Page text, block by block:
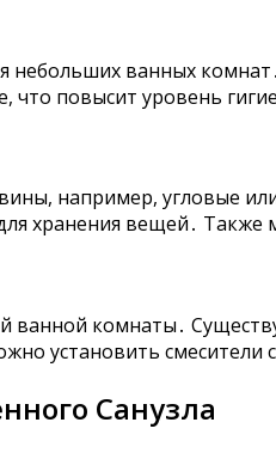
небольших ванных
что повысит уровень
например, угловые
хранения вещей․
ванной комнаты․
установить смесители
Санузла